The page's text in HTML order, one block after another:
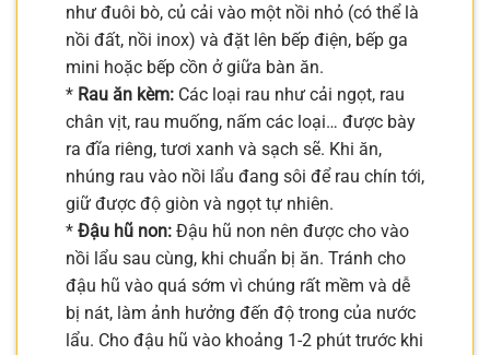
như đuôi bò, củ cải vào một nồi nhỏ (có thể là
nồi đất, nồi inox) và đặt lên bếp điện, bếp ga
mini hoặc bếp cồn ở giữa bàn ăn.
* Rau ăn kèm: Các loại rau như cải ngọt, rau
chân vịt, rau muống, nấm các loại… được bày
ra đĩa riêng, tươi xanh và sạch sẽ. Khi ăn,
nhúng rau vào nồi lẩu đang sôi để rau chín tới,
giữ được độ giòn và ngọt tự nhiên.
* Đậu hũ non: Đậu hũ non nên được cho vào
nồi lẩu sau cùng, khi chuẩn bị ăn. Tránh cho
đậu hũ vào quá sớm vì chúng rất mềm và dễ
bị nát, làm ảnh hưởng đến độ trong của nước
lẩu. Cho đậu hũ vào khoảng 1-2 phút trước khi